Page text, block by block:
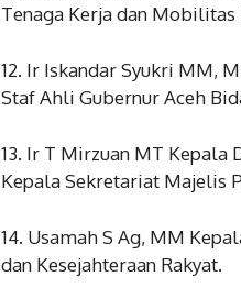
Tenaga Kerja dan Mobilitas
12. Ir Iskandar Syukri MM,
Staf Ahli Gubernur Aceh
13. Ir T Mirzuan MT Kepala
Kepala Sekretariat Majelis
14. Usamah S Ag, MM
dan Kesejahteraan Rakyat.